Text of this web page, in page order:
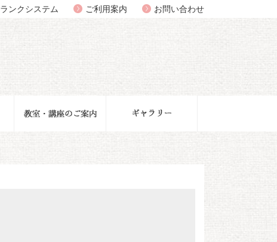
ランクシステム ご利用案内 お問い合わせ